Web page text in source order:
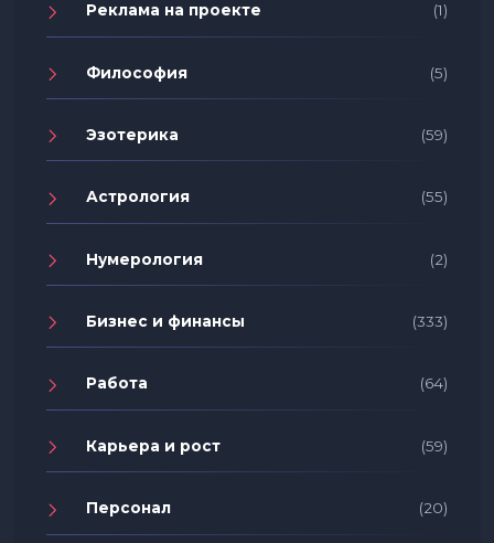
Реклама на проекте (1)
Философия (5)
Эзотерика (59)
Астрология (55)
Нумерология (2)
Бизнес и финансы (333)
Работа (64)
Карьера и рост (59)
Персонал (20)